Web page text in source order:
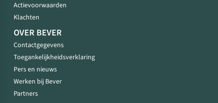
Actievoorwaarden
Klachten
OVER BEVER
Contactgegevens
Toegankelijkheidsverklaring
Pers en nieuws
Werken bij Bever
Partners